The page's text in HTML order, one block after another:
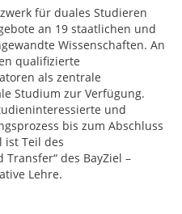
für duales Studieren
an 19 staatlichen und
Wissenschaften. An
qualifizierte
als zentrale
Studium zur Verfügung.
und
bis zum Abschluss
ist Teil des
Transfer“ des BayZiel –
Lehre.